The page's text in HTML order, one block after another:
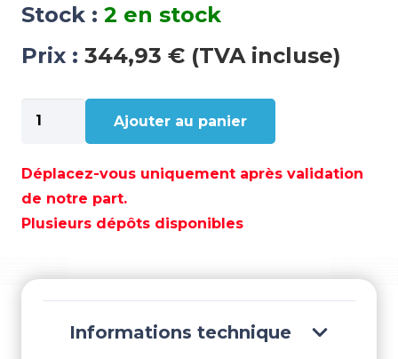
Stock : 2 en stock
Prix : 344,93 € (TVA incluse)
quantité
de
PIED'EMBASE
-
PAF4-
Ajouter au panier
Déplacez-vous uniquement après validation
de notre part.
Plusieurs dépôts disponibles
Informations technique